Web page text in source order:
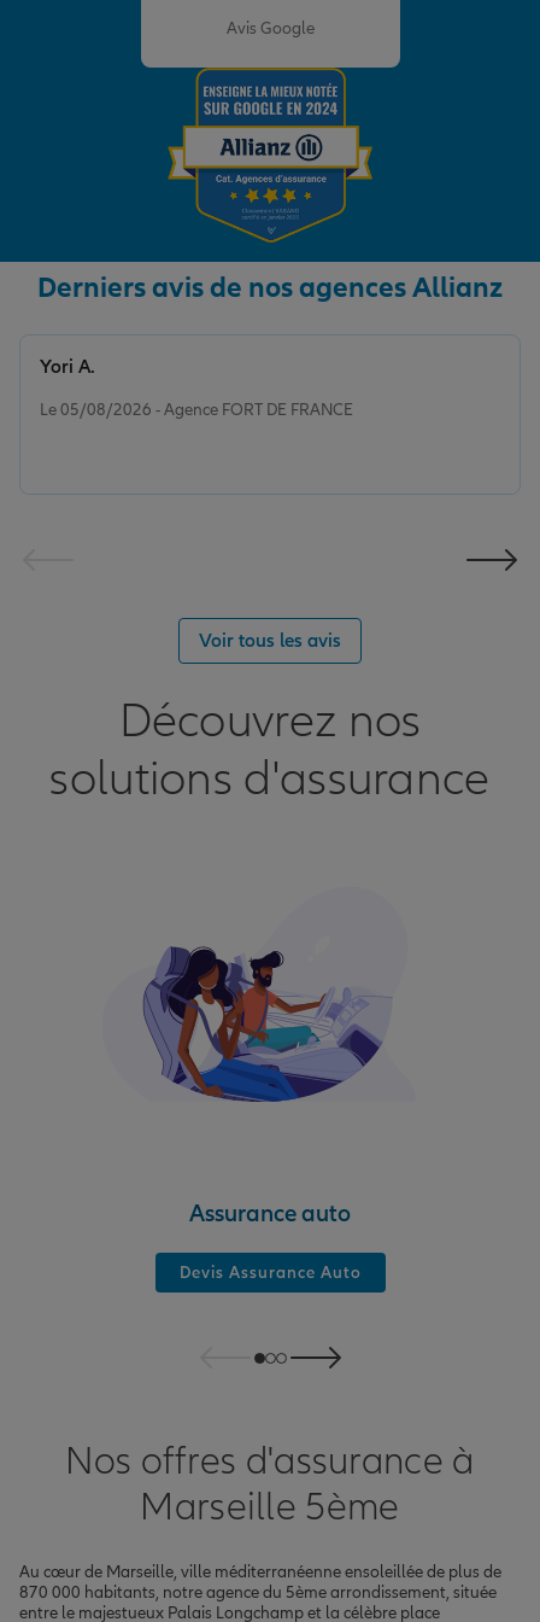
Avis Google
Derniers avis de nos agences Allianz
Le 05/08/2026 - Agence FORT DE FRANCE
Yori A.
Voir tous les avis
Découvrez nos
solutions d'assurance
Assurance auto
Devis Assurance Auto
Nos offres d'assurance à
Marseille 5ème
Au cœur de Marseille, ville méditerranéenne ensoleillée de plus de
870 000 habitants, notre agence du 5ème arrondissement, située
entre le majestueux Palais Longchamp et la célèbre place